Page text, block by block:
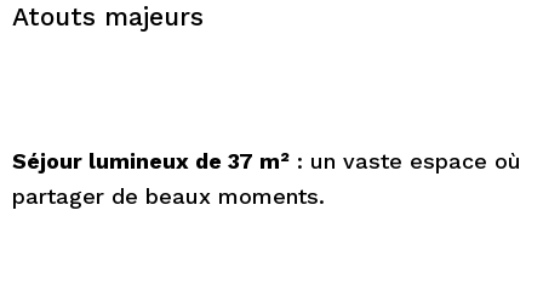
Atouts majeurs
Séjour lumineux de 37 m² : un vaste espace où
partager de beaux moments.